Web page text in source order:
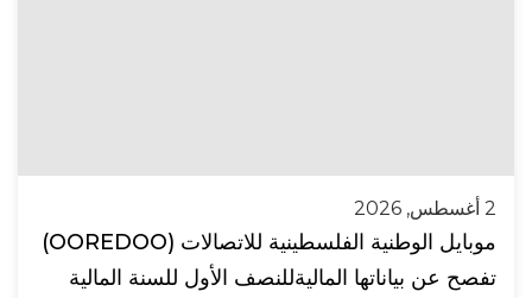
2 أغسطس, 2026
موبايل الوطنية الفلسطينية للاتصالات (OOREDOO)
تفصح عن بياناتها الماليةللنصف الأول للسنة المالية